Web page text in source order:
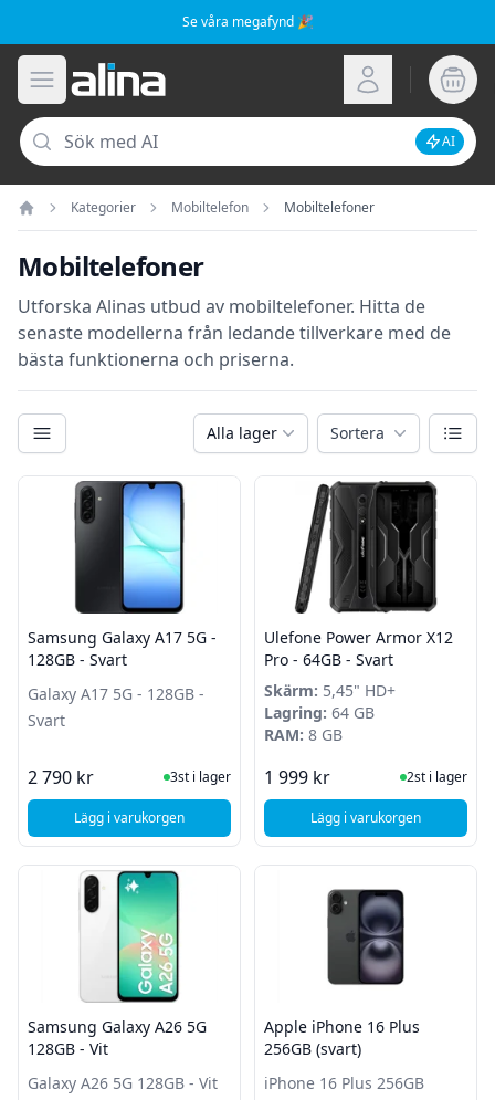
Se våra megafynd 🎉
Öppna meny
Alina.se Logga in
Sök
AI
Hem
Kategorier Mobiltelefon Mobiltelefoner
Mobiltelefoner
Utforska Alinas utbud av mobiltelefoner. Hitta de
senaste modellerna från ledande tillverkare med de
bästa funktionerna och priserna.
Kategorier Alla lager Sortera Växla
Filter
Produkter
Samsung Galaxy A17 5G -
128GB - Svart
Galaxy A17 5G - 128GB -
Svart
2 790 kr I Lager
3st i lager
Lägg i varukorgen, Samsung Galaxy A17 5G - 128GB - Svart
Ulefone Power Armor X12
Pro - 64GB - Svart
Skärm: 5,45" HD+
Lagring: 64 GB
RAM: 8 GB
1 999 kr I Lager
2st i lager
Lägg i varukorgen
, Ulefone Power
Samsung Galaxy A26 5G
128GB - Vit
Galaxy A26 5G 128GB - Vit
Apple iPhone 16 Plus
256GB (svart)
iPhone 16 Plus 256GB